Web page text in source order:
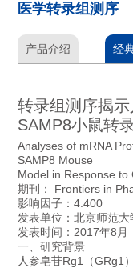
医学转录组测序
产品介绍 经
转录组测序揭
SAMP8小鼠转
Analyses of mRNA
SAMP8 Mouse
Model in Response
期刊：
Frontiers in
影响因子：4.400
发表单位：北京师范大
发表时间：2017年8月
一、研究背景
人参皂苷Rg1（GRg1